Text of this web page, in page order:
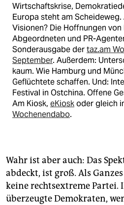
Wirtschaftskrise,
Europa steht am
Visionen? Die Hoffnungen
Abgeordneten und PR-
Sonderausgabe dertaz.am
September. Außerdem:
kaum. Wie Hamburg und
Geflüchtete schaffen. Und:
Festival in Ostchina. Offene
Am Kiosk, eKioskoder gleich
Wochenendabo.
Wahr ist aber auch: Das
abdeckt, ist groß. Als
keine rechtsextreme Partei.
überzeugte Demokraten,